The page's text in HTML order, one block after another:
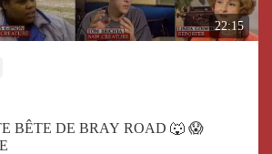
22:15
BÊTE DE BRAY ROAD 🐺 😱